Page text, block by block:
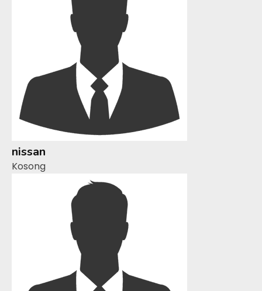
nissan
Kosong